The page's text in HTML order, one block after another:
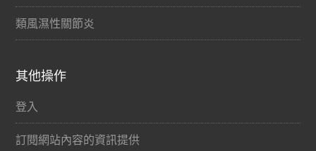
類風濕性關節炎
其他操作
登入
訂閱網站內容的資訊提供